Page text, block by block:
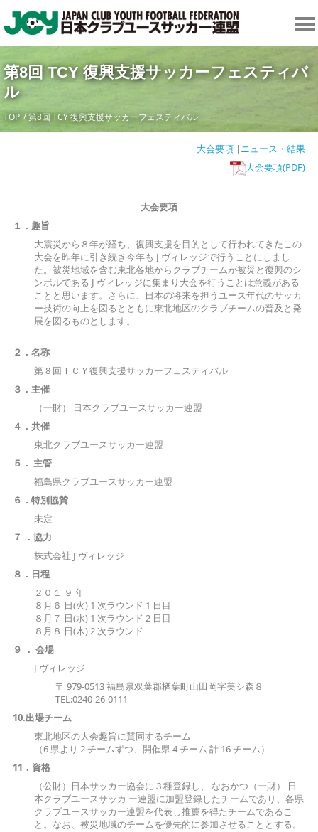
第8回 TCY 復興支援サッカーフェスティバ
ル
TOP 第8回 TCY 復興支援サッカーフェスティバル
大会要項| ニュース・結果
大会要項(PDF)
大会要項
１．趣旨
大震災から８年が経ち、復興支援を目的として行われてきたこの
大会を昨年に引き続き今年も J ヴィレッジで行うことにしまし
た。被災地域を含む東北各地からクラブチームが被災と復興のシ
ンボルである J ヴィレッジに集まり大会を行うことは意義がある
ことと思います。さらに、日本の将来を担うユース年代のサッカ
ー技術の向上を図るとともに東北地区のクラブチームの普及と発
展を図るものとします。
２．名称
第 8 回ＴＣＹ復興支援サッカーフェスティバル
３．主催
（一財） 日本クラブユースサッカー連盟
４．共催
東北クラブユースサッカー連盟
５． 主管
福島県クラブユースサッカー連盟
６．特別協賛
未定
７ ．協力
株式会社 J ヴィレッジ
８．日程
２０１ ９ 年
８月６ 日(火) 1 次ラウンド 1 日目
８月７ 日(水) 1 次ラウンド 2 日目
８月８ 日(木) 2 次ラウンド
９ ． 会場
J ヴィレッジ
〒 979-0513 福島県双葉郡楢葉町山田岡字美シ森８
TEL:0240-26-0111
10.出場チーム
東北地区の大会趣旨に賛同するチーム
（6 県より 2 チームずつ、開催県 4 チーム 計 16 チーム）
11．資格
（公財）日本サッカー協会に３種登録し、 なおかつ（一財） 日
本クラブユースサッカ ー連盟に加盟登録したチームであり、各県
クラブユースサッカー連盟を代表し推薦を得たチームであるこ
と。なお、被災地域のチームを優先的に参加させることとする。